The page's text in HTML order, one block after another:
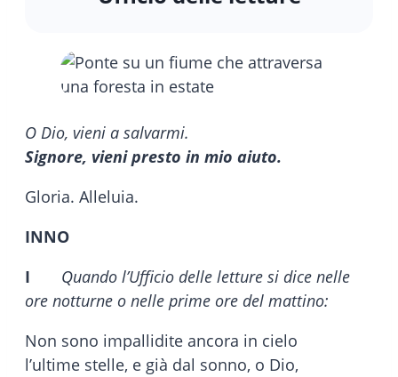
O Dio, vieni a salvarmi.
Signore, vieni presto in mio aiuto.
Gloria. Alleluia.
INNO
I
Quando l’Ufficio delle letture si dice nelle
ore notturne o nelle prime ore del mattino:
Non sono impallidite ancora in cielo
l’ultime stelle, e già dal sonno, o Dio,